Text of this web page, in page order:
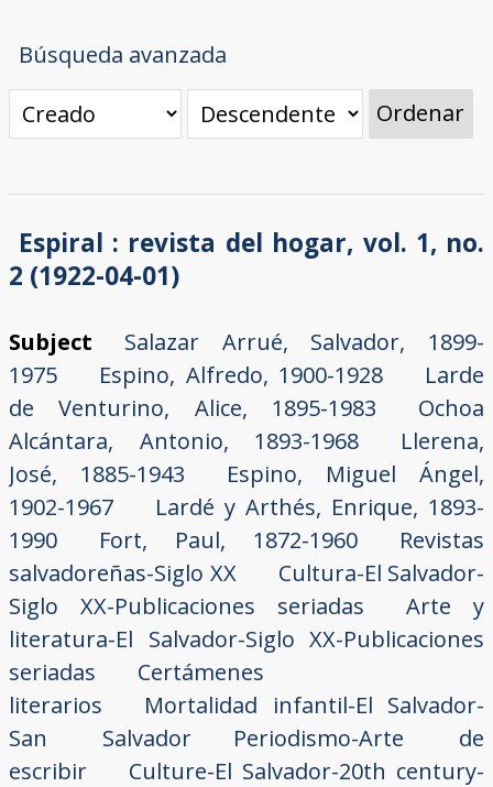
Búsqueda avanzada
Ordenar
Espiral : revista del hogar, vol. 1, no.
2 (1922-04-01)
Subject
Salazar Arrué, Salvador, 1899-
1975
Espino, Alfredo, 1900-1928
Larde
de Venturino, Alice, 1895-1983
Ochoa
Alcántara, Antonio, 1893-1968
Llerena,
José, 1885-1943
Espino, Miguel Ángel,
1902-1967
Lardé y Arthés, Enrique, 1893-
1990
Fort, Paul, 1872-1960
Revistas
salvadoreñas-Siglo XX
Cultura-El Salvador-
Siglo XX-Publicaciones seriadas
Arte y
literatura-El Salvador-Siglo XX-Publicaciones
seriadas
Certámenes
literarios
Mortalidad infantil-El Salvador-
San Salvador
Periodismo-Arte de
escribir
Culture-El Salvador-20th century-